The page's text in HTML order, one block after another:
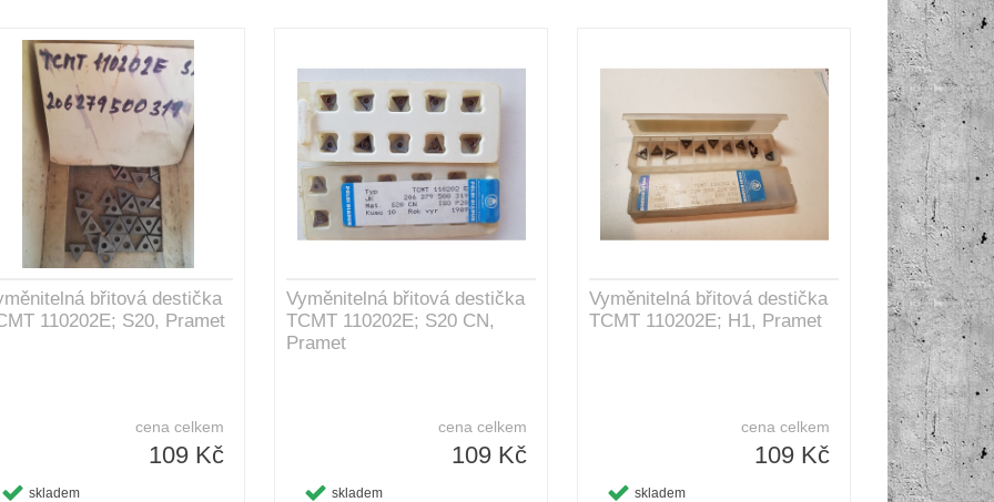
břitová destička
110202E; S20, Pramet
cena celkem
109 Kč
skladem
Vyměnitelná břitová destička
TCMT 110202E; S20 CN,
Pramet
cena celkem
109 Kč
skladem
Vyměnitelná břitová destička
TCMT 110202E; H1, Pramet
cena celkem
109 Kč
skladem